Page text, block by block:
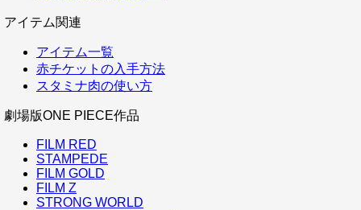
アイテム関連
アイテム一覧
赤チケットの入手方法
スタミナ肉の使い方
劇場版ONE PIECE作品
FILM RED
STAMPEDE
FILM GOLD
FILM Z
STRONG WORLD